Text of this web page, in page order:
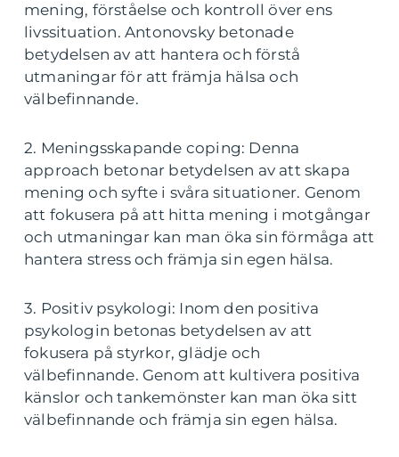
mening, förståelse och kontroll över ens
livssituation. Antonovsky betonade
betydelsen av att hantera och förstå
utmaningar för att främja hälsa och
välbefinnande.
2. Meningsskapande coping: Denna
approach betonar betydelsen av att skapa
mening och syfte i svåra situationer. Genom
att fokusera på att hitta mening i motgångar
och utmaningar kan man öka sin förmåga att
hantera stress och främja sin egen hälsa.
3. Positiv psykologi: Inom den positiva
psykologin betonas betydelsen av att
fokusera på styrkor, glädje och
välbefinnande. Genom att kultivera positiva
känslor och tankemönster kan man öka sitt
välbefinnande och främja sin egen hälsa.